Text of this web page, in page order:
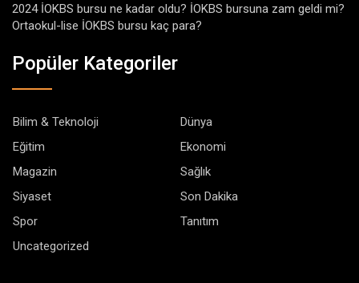
2024 İOKBS bursu ne kadar oldu? İOKBS bursuna zam geldi mi?
Ortaokul-lise İOKBS bursu kaç para?
Popüler Kategoriler
Bilim & Teknoloji
Dünya
Eğitim
Ekonomi
Magazin
Sağlık
Siyaset
Son Dakika
Spor
Tanıtım
Uncategorized